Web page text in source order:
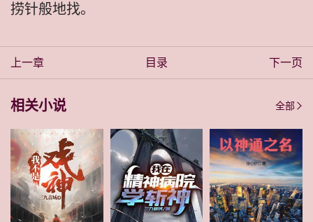
捞针般地找。
上一章 目录 下一页
相关小说 全部